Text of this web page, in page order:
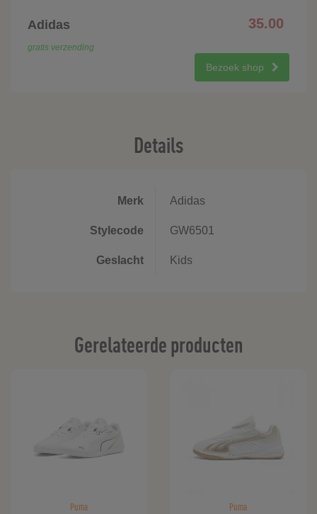
Adidas 35.00
gratis verzending
Bezoek shop
Details
Merk Adidas
Stylecode GW6501
Geslacht Kids
Gerelateerde producten
Puma Puma